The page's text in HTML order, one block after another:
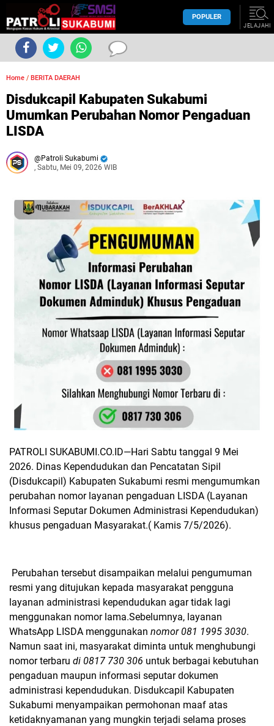
POPULER
JELAJAHI
Home / BERITA DAERAH
Disdukcapil Kabupaten Sukabumi
Umumkan Perubahan Nomor Pengaduan
LISDA
Patroli Sukabumi
, Sabtu, Mei 09, 2026 WIB
PATROLI SUKABUMI.CO.ID—Hari Sabtu tanggal 9 Mei
2026. Dinas Kependudukan dan Pencatatan Sipil
(Disdukcapil) Kabupaten Sukabumi resmi mengumumkan
perubahan nomor layanan pengaduan LISDA (Layanan
Informasi Seputar Dokumen Administrasi Kependudukan)
khusus pengaduan Masyarakat.( Kamis 7/5/2026).
Perubahan tersebut disampaikan melalui pengumuman
resmi yang ditujukan kepada masyarakat pengguna
layanan administrasi kependudukan agar tidak lagi
menggunakan nomor lama.Sebelumnya, layanan
WhatsApp LISDA menggunakan nomor 081 1995 3030.
Namun saat ini, masyarakat diminta untuk menghubungi
nomor terbaru di 0817 730 306 untuk berbagai kebutuhan
pengaduan maupun informasi seputar dokumen
administrasi kependudukan. Disdukcapil Kabupaten
Sukabumi menyampaikan permohonan maaf atas
ketidaknyamanan yang mungkin terjadi selama proses